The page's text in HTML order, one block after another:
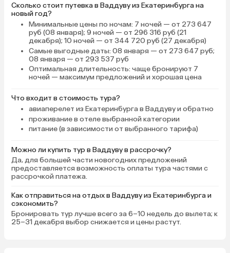
две будет боязно, но плавать
можно… С детьми грудными
точно не сюда в это время года.
Лежаков всегда хватало, так как
людей практически не было…
очень мало проживающих было.
Только в выходные приезжало
больше местных гостей, и тогда
округе мало мест, где можно было
бы поесть, в пешей доступности, я
имею в виду, поэтому рекомендую
полупансион. С 16:00–17:.00 дают
бесплатно чай, кофе и выпечку.
Неподалеку, минут 20 ходьбы
есть сёрф-школа, там же
аюрведический массаж. В отеле
нет никакой анимации, кроме
музыкантов на ужин, в том числе и
Сколько стоит путевка в Ваддуву из Екатеринбурга на
новый год?
Минимальные цены по ночам: 7 ночей — от 273 647
руб (08 января); 9 ночей — от 296 316 руб (21
декабря); 10 ночей — от 344 720 руб (27 декабря)
Самые выгодные даты: 08 января — от 273 647 руб;
08 января — от 293 537 руб
Оптимальная длительность: чаще бронируют 7
ночей — максимум предложений и хорошая цена
Что входит в стоимость тура?
авиаперелет из Екатеринбурга в Ваддуву и обратно
проживание в отеле выбранной категории
питание (в зависимости от выбранного тарифа)
Можно ли купить тур в Ваддуву в рассрочку?
Да, для большей части новогодних предложений
предоставляется возможность оплаты тура частями с
рассрочкой платежа.
Как отправиться на отдых в Ваддуву из Екатеринбурга и
сэкономить?
Бронировать тур лучше всего за 6–10 недель до вылета; к
25–31 декабря выбор снижается и цены растут.